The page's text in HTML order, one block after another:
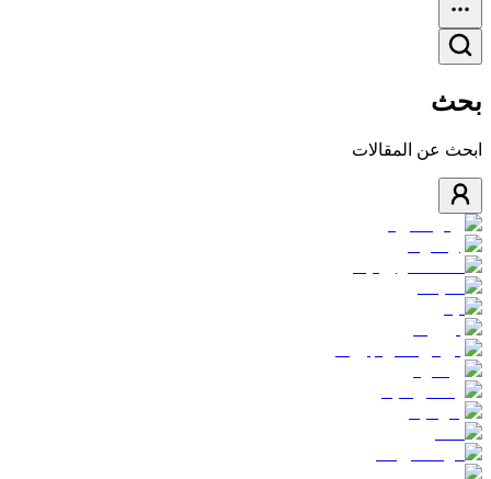
بحث
ابحث عن المقالات